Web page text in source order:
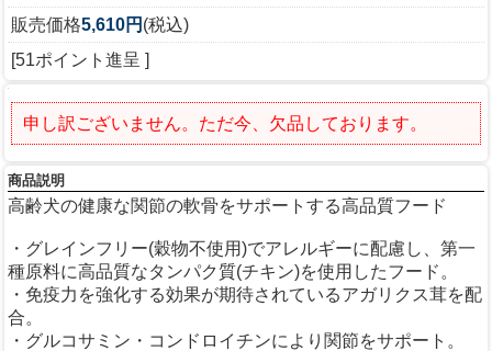
販売価格5,610円 (税込)
[51ポイント進呈 ]
申し訳ございません。ただ今、欠品しております。
商品説明
高齢犬の健康な関節の軟骨をサポートする高品質フード
・グレインフリー(穀物不使用)でアレルギーに配慮し、第一
種原料に高品質なタンパク質(チキン)を使用したフード。
・免疫力を強化する効果が期待されているアガリクス茸を配
合。
・グルコサミン・コンドロイチンにより関節をサポート。